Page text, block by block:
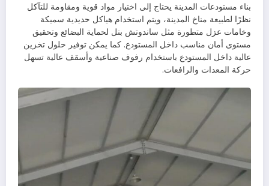
بناء مستودعات المدينة يحتاج إلى اختيار مواد قوية ومقاومة للتآكل
نظرًا لطبيعة مناخ المدينة، ويتم استخدام هياكل حديدية سميكة
وخامات عزل متطورة مثل ساندوتش بنل لحماية البضائع وتحقيق
مستوى أمان مناسب داخل المستودع. كما يمكن توفير حلول تخزين
عالية داخل المستودع باستخدام رفوف صناعية وأسقف عالية تسهل
حركة المعدات والرافعات.